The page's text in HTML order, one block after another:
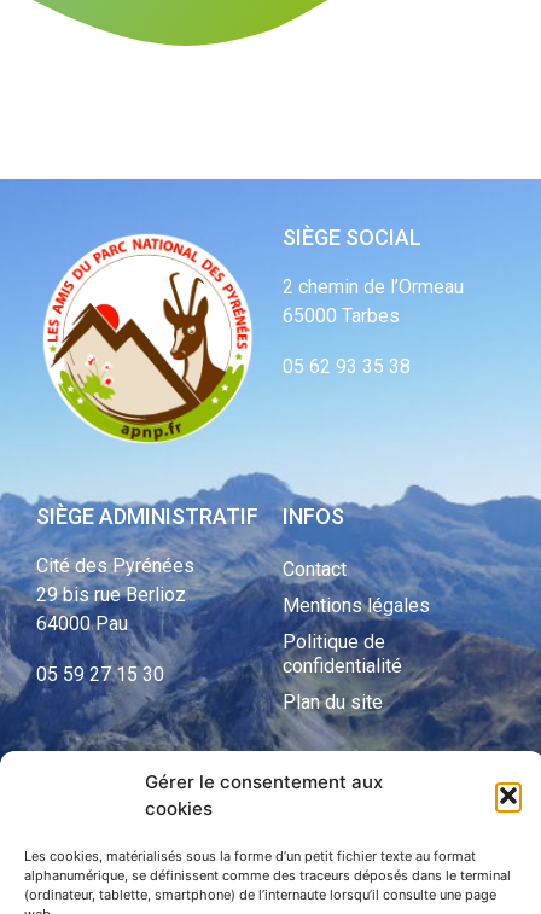
Gérer le consentement aux
cookies
Les cookies, matérialisés sous la forme d’un petit fichier texte au format
alphanumérique, se définissent comme des traceurs déposés dans le terminal
(ordinateur, tablette, smartphone) de l’internaute lorsqu’il consulte une page
SIÈGE SOCIAL
2 chemin de l’Ormeau
65000 Tarbes
05 62 93 35 38
SIÈGE ADMINISTRATIF
Cité des Pyrénées
29 bis rue Berlioz
64000 Pau
05 59 27 15 30
INFOS
Contact
Mentions légales
Politique de
confidentialité
Plan du site
Parc national des Pyrénées